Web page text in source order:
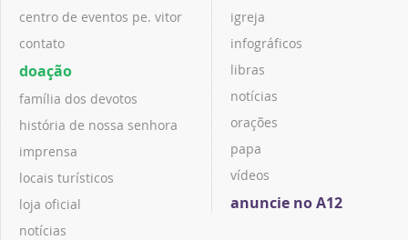
centro de eventos pe. vitor
contato
doação
família dos devotos
história de nossa senhora
imprensa
locais turísticos
loja oficial
notícias
igreja
infográficos
libras
notícias
orações
papa
vídeos
anuncie no A12